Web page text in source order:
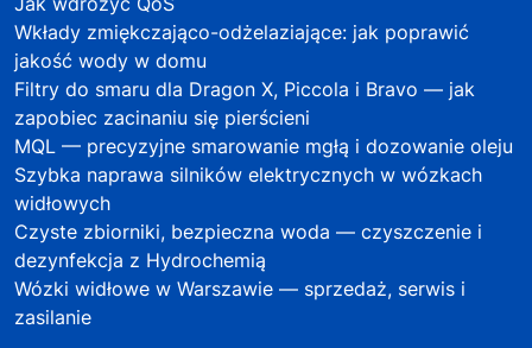
Wkłady zmiękczająco-odżelaziające: jak poprawić
jakość wody w domu
Filtry do smaru dla Dragon X, Piccola i Bravo — jak
zapobiec zacinaniu się pierścieni
MQL — precyzyjne smarowanie mgłą i dozowanie oleju
Szybka naprawa silników elektrycznych w wózkach
widłowych
Czyste zbiorniki, bezpieczna woda — czyszczenie i
dezynfekcja z Hydrochemią
Wózki widłowe w Warszawie — sprzedaż, serwis i
zasilanie